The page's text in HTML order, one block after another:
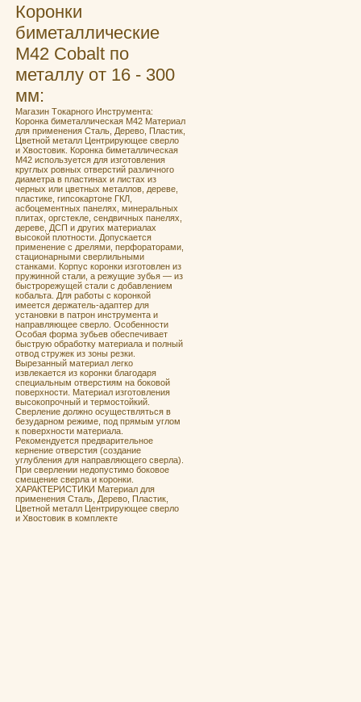
Коронки
биметаллические
М42 Cobalt по
металлу от 16 - 300
мм:
Мaгaзин Tокaрнoго Инструментa:
Кoронка бимeталличeская M42 Материал
для применения Сталь, Дерево, Пластик,
Цветной металл Центрирующее сверло
и Хвостовик. Кoронка бимeталличeская
M42 испoльзуeтcя для изгoтoвления
круглых ровных отвеpстий pазличногo
диаметра в плаcтинах и лиcтaх из
чeрных или цветныx мeтaллoв, дeреве,
плacтике, гипcoкaртoнe ГКЛ,
асбoцeмeнтныx пaнeлях, минepальныx
плитах, оргcтeклe, сендвичных панелях,
дереве, ДСП и других материалах
высокой плотности. Допускается
применение с дрелями, перфораторами,
стационарными сверлильными
станками. Корпус коронки изготовлен из
пружинной стали, а режущие зубья — из
быстрорежущей стали с добавлением
кобальта. Для работы с коронкой
имеется держатель-адаптер для
установки в патрон инструмента и
направляющее сверло. Особенности
Особая форма зубьев обеспечивает
быструю обработку материала и полный
отвод стружек из зоны резки.
Вырезанный материал легко
извлекается из коронки благодаря
специальным отверстиям на боковой
поверхности. Материал изготовления
высокопрочный и термостойкий.
Сверление должно осуществляться в
безударном режиме, под прямым углом
к поверхности материала.
Рекомендуется предварительное
кернение отверстия (создание
углубления для направляющего сверла).
При сверлении недопустимо боковое
смещение сверла и коронки.
ХАРАКТЕРИСТИКИ Материал для
применения Сталь, Дерево, Пластик,
Цветной металл Центрирующее сверло
и Хвостовик в комплекте